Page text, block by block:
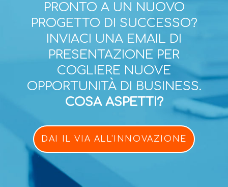
PRONTO A UN NUOVO
PROGETTO DI SUCCESSO?
INVIACI UNA EMAIL DI
PRESENTAZIONE PER
COGLIERE NUOVE
OPPORTUNITÀ DI BUSINESS.
COSA ASPETTI?
DAI IL VIA ALL'INNOVAZIONE